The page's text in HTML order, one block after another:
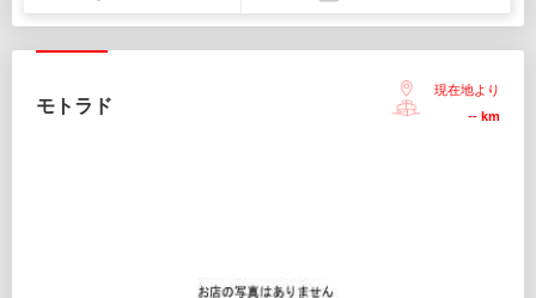
モトラド
現在地より
-- km